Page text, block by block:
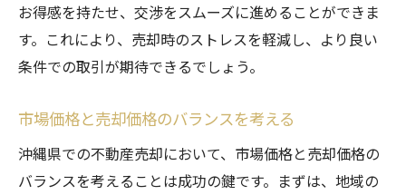
お得感を持たせ、交渉をスムーズに進めることができま
す。これにより、売却時のストレスを軽減し、より良い
条件での取引が期待できるでしょう。
市場価格と売却価格のバランスを考える
沖縄県での不動産売却において、市場価格と売却価格の
バランスを考えることは成功の鍵です。まずは、地域の